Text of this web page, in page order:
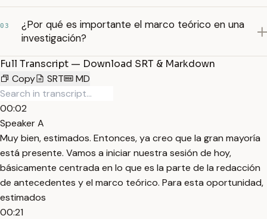
03
¿Por qué es importante el marco teórico en una
investigación?
Full Transcript — Download SRT & Markdown
Copy
SRT MD
00:02
Speaker A
Muy bien, estimados. Entonces, ya creo que la gran mayoría
está presente. Vamos a iniciar nuestra sesión de hoy,
básicamente centrada en lo que es la parte de la redacción
de antecedentes y el marco teórico. Para esta oportunidad,
estimados
00:21